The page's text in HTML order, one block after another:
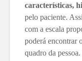
características,
pelo paciente.
com a escala
poderá encontrar
quadro da